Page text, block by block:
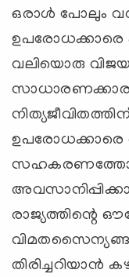
ഒരാള്‍ പോലും
ഉപരോധക്കാരെ
വലിയൊരു
രാജ്യത്തിന്റെ
തിരിച്ചറിയാന്‍